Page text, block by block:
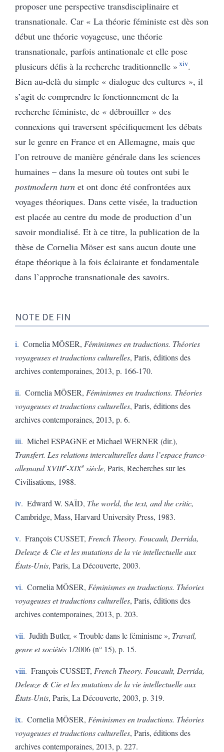
proposer une perspective transdisciplinaire et
transnationale. Car « La théorie féministe est dès son
début une théorie voyageuse, une théorie
transnationale, parfois antinationale et elle pose
plusieurs défis à la recherche traditionnelle » xiv.
Bien au-delà du simple « dialogue des cultures », il
s’agit de comprendre le fonctionnement de la
recherche féministe, de « débrouiller » des
connexions qui traversent spécifiquement les débats
sur le genre en France et en Allemagne, mais que
l’on retrouve de manière générale dans les sciences
humaines – dans la mesure où toutes ont subi le
postmodern turn et ont donc été confrontées aux
voyages théoriques. Dans cette visée, la traduction
est placée au centre du mode de production d’un
savoir mondialisé. Et à ce titre, la publication de la
thèse de Cornelia Möser est sans aucun doute une
étape théorique à la fois éclairante et fondamentale
dans l’approche transnationale des savoirs.
NOTE DE FIN
i Cornelia MÖSER, Féminismes en traductions. Théories
voyageuses et traductions culturelles, Paris, éditions des
archives contemporaines, 2013, p. 166-170.
ii Cornelia MÖSER, Féminismes en traductions. Théories
voyageuses et traductions culturelles, Paris, éditions des
archives contemporaines, 2013, p. 6.
iii
Michel ESPAGNE et Michael WERNER (dir.),
Transfert. Les relations interculturelles dans l’espace franco-
allemand XVIIIe-XIXe siècle, Paris, Recherches sur les
Civilisations, 1988.
iv Edward W. SAÏD, The world, the text, and the critic,
Cambridge, Mass, Harvard University Press, 1983.
v François CUSSET, French Theory. Foucault, Derrida,
Deleuze & Cie et les mutations de la vie intellectuelle aux
États-Unis, Paris, La Découverte, 2003.
vi Cornelia MÖSER, Féminismes en traductions. Théories
voyageuses et traductions culturelles, Paris, éditions des
archives contemporaines, 2013, p. 203.
vii Judith Butler, « Trouble dans le féminisme », Travail,
genre et sociétés 1/2006 (n° 15), p. 15.
viii François CUSSET, French Theory. Foucault, Derrida,
Deleuze & Cie et les mutations de la vie intellectuelle aux
États-Unis, Paris, La Découverte, 2003, p. 319.
ix Cornelia MÖSER, Féminismes en traductions. Théories
voyageuses et traductions culturelles, Paris, éditions des
archives contemporaines, 2013, p. 227.